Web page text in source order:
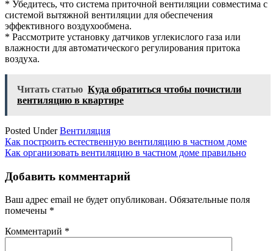
* Убедитесь, что система приточной вентиляции совместима с
системой вытяжной вентиляции для обеспечения
эффективного воздухообмена.
* Рассмотрите установку датчиков углекислого газа или
влажности для автоматического регулирования притока
воздуха.
Читать статью Куда обратиться чтобы почистили
вентиляцию в квартире
Posted UnderВентиляция
Навигация
по
записям
Как построить естественную вентиляцию в частном доме
Как организовать вентиляцию в частном доме правильно
Добавить комментарий
Ваш адрес email не будет опубликован. Обязательные поля
помечены *
Комментарий *